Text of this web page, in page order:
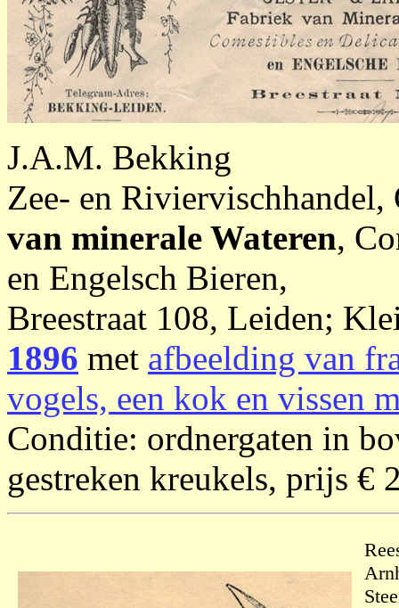
J.A.M. Bekking
Zee- en
van minerale Wateren,
en Engelsch Bieren,
Breestraat 108, Leiden;
1896 met afbeelding van
vogels, een kok en vissen
Conditie: ordnergaten in
gestreken kreukels, prijs €